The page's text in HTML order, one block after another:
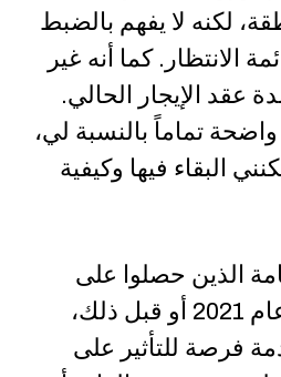
لكنه لا يفهم بالضبط
الانتظار. كما أنه غير
عقد الإيجار الحالي.
تماماً بالنسبة لي،
البقاء فيها وكيفية
الذين حصلوا على
تصاريح الإقامة في عام 2021 أو قبل ذلك،
فرصة للتأثير على